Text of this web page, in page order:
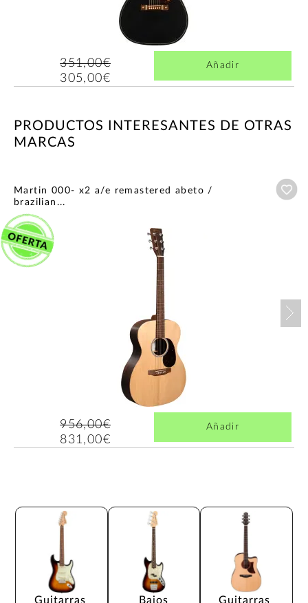
351,00€
305,00€
Añadir
PRODUCTOS INTERESANTES DE OTRAS
MARCAS
Martin 000- x2 a/e remastered abeto /
brazilian...
956,00€
831,00€
Añadir
Guitarras Bajos Guitarras